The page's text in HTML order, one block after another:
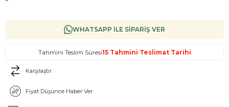
WHATSAPP İLE SİPARİŞ VER
Tahmini Teslim Süresi15 Tahmini Teslimat Tarihi
Karşılaştır
Fiyat Düşünce Haber Ver